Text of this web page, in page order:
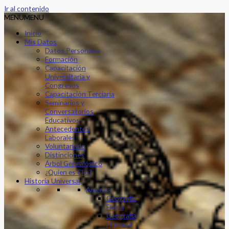
Ir al contenido
MENUMENU
Inicio
Mis Datos
Datos Personales
Formación
Capacitación
Universitaria y
Congresos
Capacitación Terciaria
Seminarios y
Conversatorios
Educativos
Antecedentes
Laborales
Voluntariado
Distinciones
Árbol Genealógico
¿Quien es Clio?
Historia Universal
América
Geografía
Física
Geografía
Humana